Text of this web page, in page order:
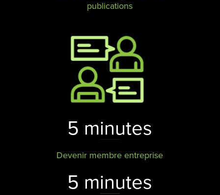
publications
5 minutes
Devenir membre entreprise
5 minutes